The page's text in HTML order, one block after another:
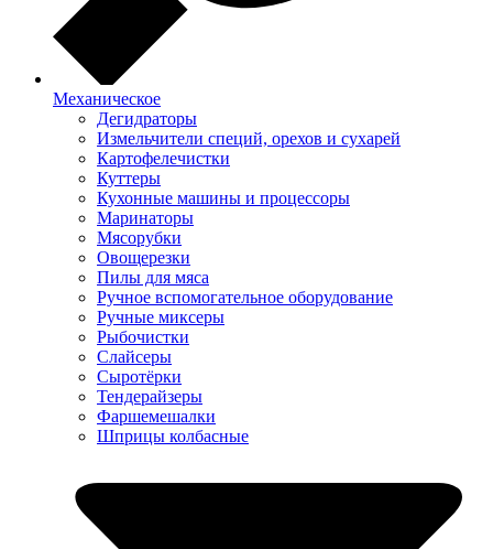
Механическое
Дегидраторы
Измельчители специй, орехов и сухарей
Картофелечистки
Куттеры
Кухонные машины и процессоры
Маринаторы
Мясорубки
Овощерезки
Пилы для мяса
Ручное вспомогательное оборудование
Ручные миксеры
Рыбочистки
Слайсеры
Сыротёрки
Тендерайзеры
Фаршемешалки
Шприцы колбасные